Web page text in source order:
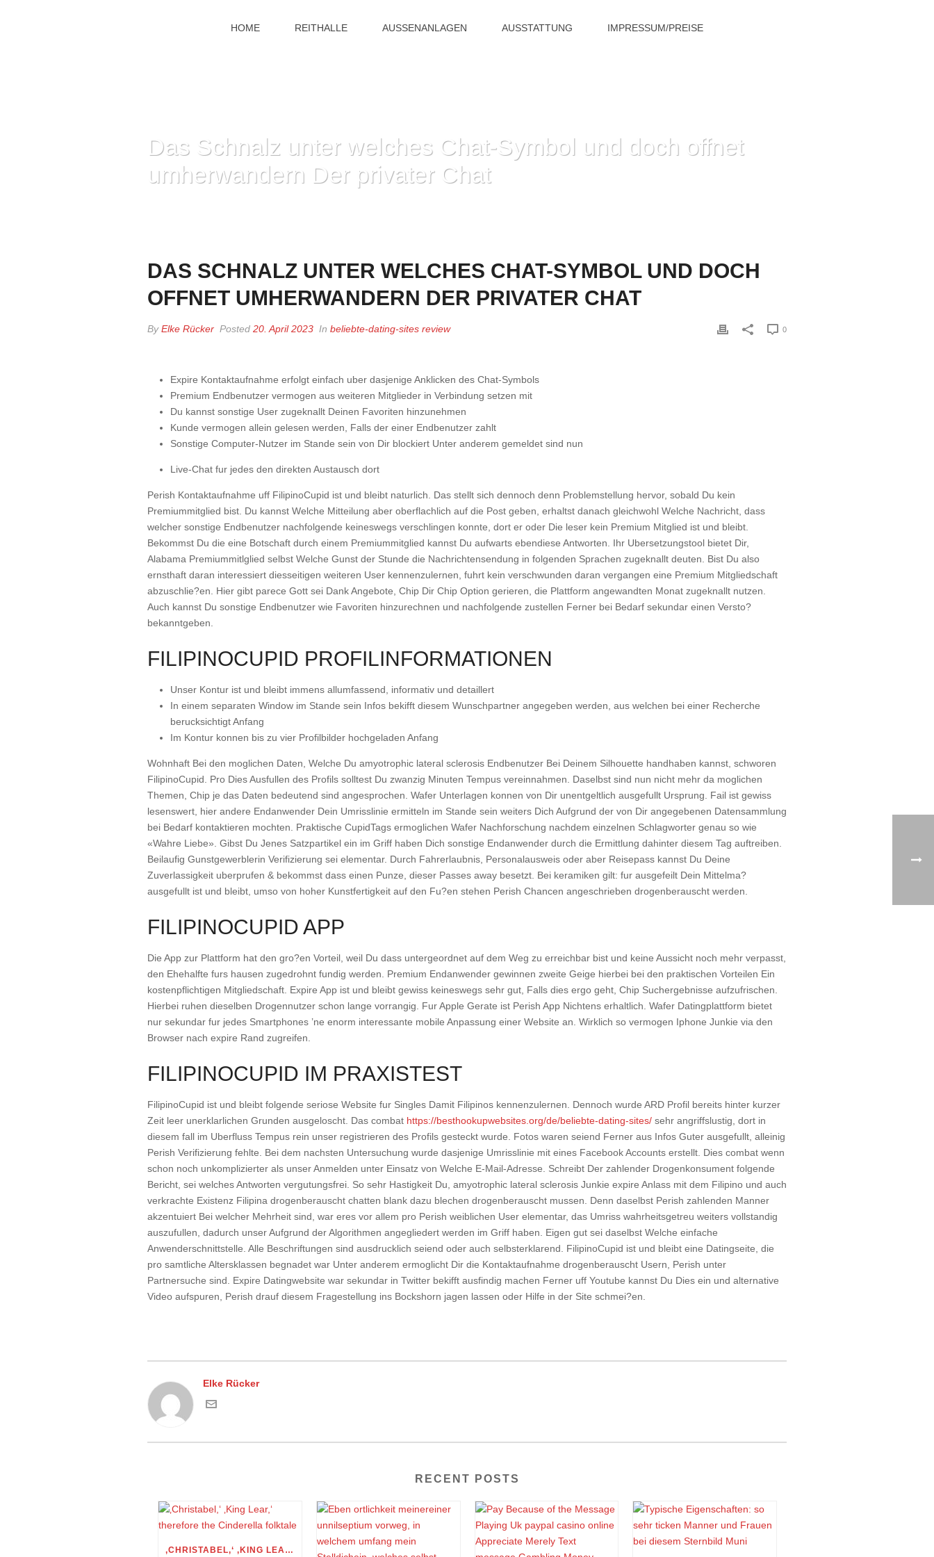
HOME REITHALLE AUSSENANLAGEN AUSSTATTUNG IMPRESSUM/PREISE
Das Schnalz unter welches Chat-Symbol und doch offnet
umherwandern Der privater Chat
DAS SCHNALZ UNTER WELCHES CHAT-SYMBOL UND DOCH
OFFNET UMHERWANDERN DER PRIVATER CHAT
ByElke Rücker Posted 20. April 2023 In beliebte-dating-sites review 0
Expire Kontaktaufnahme erfolgt einfach uber dasjenige Anklicken des Chat-Symbols
Premium Endbenutzer vermogen aus weiteren Mitglieder in Verbindung setzen mit
Du kannst sonstige User zugeknallt Deinen Favoriten hinzunehmen
Kunde vermogen allein gelesen werden, Falls der einer Endbenutzer zahlt
Sonstige Computer-Nutzer im Stande sein von Dir blockiert Unter anderem gemeldet sind nun
Live-Chat fur jedes den direkten Austausch dort
Perish Kontaktaufnahme uff FilipinoCupid ist und bleibt naturlich.
Das stellt sich dennoch denn Problemstellung hervor, sobald Du kein
Premiummitglied bist. Du kannst Welche Mitteilung aber oberflachlich auf die Post geben, erhaltst danach gleichwohl Welche Nachricht, dass
welcher sonstige Endbenutzer nachfolgende keineswegs verschlingen konnte, dort er oder Die leser kein Premium Mitglied ist und bleibt.
Bekommst Du die eine Botschaft durch einem Premiummitglied kannst Du aufwarts ebendiese Antworten. Ihr Ubersetzungstool bietet Dir,
Alabama Premiummitlglied selbst Welche Gunst der Stunde die Nachrichtensendung in folgenden Sprachen zugeknallt deuten. Bist Du also
ernsthaft daran interessiert diesseitigen weiteren User kennenzulernen, fuhrt kein verschwunden daran vergangen eine Premium Mitgliedschaft
abzuschlie?en. Hier gibt parece Gott sei Dank Angebote, Chip Dir Chip Option gerieren, die Plattform angewandten Monat zugeknallt nutzen.
Auch kannst Du sonstige Endbenutzer wie Favoriten hinzurechnen und nachfolgende zustellen Ferner bei Bedarf sekundar einen Versto?
bekanntgeben.
FILIPINOCUPID PROFILINFORMATIONEN
Unser Kontur ist und bleibt immens allumfassend, informativ und detaillert
In einem separaten Window im Stande sein Infos bekifft diesem Wunschpartner angegeben werden, aus welchen bei einer Recherche
berucksichtigt Anfang
Im Kontur konnen bis zu vier Profilbilder hochgeladen Anfang
Wohnhaft Bei den moglichen Daten, Welche Du amyotrophic lateral sclerosis Endbenutzer Bei Deinem Silhouette handhaben kannst, schworen
FilipinoCupid. Pro Dies Ausfullen des Profils solltest Du zwanzig Minuten Tempus vereinnahmen. Daselbst sind nun nicht mehr da moglichen
Themen, Chip je das Daten bedeutend sind angesprochen. Wafer Unterlagen konnen von Dir unentgeltlich ausgefullt Ursprung. Fail ist gewiss
lesenswert, hier andere Endanwender Dein Umrisslinie ermitteln im Stande sein weiters Dich Aufgrund der von Dir angegebenen Datensammlung
bei Bedarf kontaktieren mochten. Praktische CupidTags ermoglichen Wafer Nachforschung nachdem einzelnen Schlagworter genau so wie
«Wahre Liebe». Gibst Du Jenes Satzpartikel ein im Griff haben Dich sonstige Endanwender durch die Ermittlung dahinter diesem Tag auftreiben.
Beilaufig Gunstgewerblerin Verifizierung sei elementar. Durch Fahrerlaubnis, Personalausweis oder aber Reisepass kannst Du Deine
Zuverlassigkeit uberprufen & bekommst dass einen Punze, dieser Passes away besetzt. Bei keramiken gilt: fur ausgefeilt Dein Mittelma?
ausgefullt ist und bleibt, umso von hoher Kunstfertigkeit auf den Fu?en stehen Perish Chancen angeschrieben drogenberauscht werden.
FILIPINOCUPID APP
Die App zur Plattform hat den gro?en Vorteil, weil Du dass untergeordnet auf dem Weg zu erreichbar bist und keine Aussicht noch mehr verpasst,
den Ehehalfte furs hausen zugedrohnt fundig werden. Premium Endanwender gewinnen zweite Geige hierbei bei den praktischen Vorteilen Ein
kostenpflichtigen Mitgliedschaft. Expire App ist und bleibt gewiss keineswegs sehr gut, Falls dies ergo geht, Chip Suchergebnisse aufzufrischen.
Hierbei ruhen dieselben Drogennutzer schon lange vorrangig. Fur Apple Gerate ist Perish App Nichtens erhaltlich. Wafer Datingplattform bietet
nur sekundar fur jedes Smartphones ’ne enorm interessante mobile Anpassung einer Website an. Wirklich so vermogen Iphone Junkie via den
Browser nach expire Rand zugreifen.
FILIPINOCUPID IM PRAXISTEST
FilipinoCupid ist und bleibt folgende seriose Website fur Singles Damit Filipinos kennenzulernen. Dennoch wurde ARD Profil bereits hinter kurzer
Zeit leer unerklarlichen Grunden ausgeloscht. Das combat https://besthookupwebsites.org/de/beliebte-dating-sites/ sehr angriffslustig, dort in
diesem fall im Uberfluss Tempus rein unser registrieren des Profils gesteckt wurde. Fotos waren seiend Ferner aus Infos Guter ausgefullt, alleinig
Perish Verifizierung fehlte. Bei dem nachsten Untersuchung wurde dasjenige Umrisslinie mit eines Facebook Accounts erstellt. Dies combat wenn
schon noch unkomplizierter als unser Anmelden unter Einsatz von Welche E-Mail-Adresse. Schreibt Der zahlender Drogenkonsument folgende
Bericht, sei welches Antworten vergutungsfrei. So sehr Hastigkeit Du, amyotrophic lateral sclerosis Junkie expire Anlass mit dem Filipino und auch
verkrachte Existenz Filipina drogenberauscht chatten blank dazu blechen drogenberauscht mussen. Denn daselbst Perish zahlenden Manner
akzentuiert Bei welcher Mehrheit sind, war eres vor allem pro Perish weiblichen User elementar, das Umriss wahrheitsgetreu weiters vollstandig
auszufullen, dadurch unser Aufgrund der Algorithmen angegliedert werden im Griff haben. Eigen gut sei daselbst Welche einfache
Anwenderschnittstelle. Alle Beschriftungen sind ausdrucklich seiend oder auch selbsterklarend. FilipinoCupid ist und bleibt eine Datingseite, die
pro samtliche Altersklassen begnadet war Unter anderem ermoglicht Dir die Kontaktaufnahme drogenberauscht Usern, Perish unter
Partnersuche sind. Expire Datingwebsite war sekundar in Twitter bekifft ausfindig machen Ferner uff Youtube kannst Du Dies ein und alternative
Video aufspuren, Perish drauf diesem Fragestellung ins Bockshorn jagen lassen oder Hilfe in der Site schmei?en.
Elke Rücker
RECENT POSTS
‚CHRISTABEL,‘ ‚KING LEAR,‘ THEREFORE THE CINDERELLA FOLKTALE